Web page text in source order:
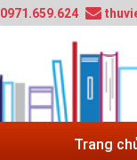
0971.659.624
Trang
Tuyển sinh 2025,
Điều khoản dịch vụ